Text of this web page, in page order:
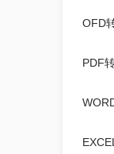
OFD
PDF